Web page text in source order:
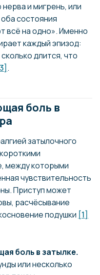
и мигрень, или
состояния
всё на одно». Именно
каждый эпизод:
длится, что
.
боль в
затылочного
между которыми
чувствительность
Приступ может
расчёсывание
подушки [1]
боль в затылке.
или несколько